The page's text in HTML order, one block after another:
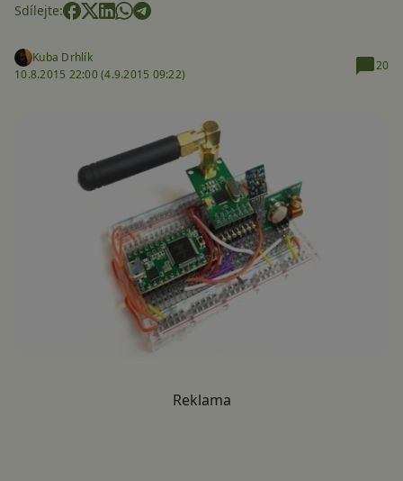
Sdílejte:
Kuba Drhlík
10.8.2015 22:00 (4.9.2015 09:22)
20
Reklama